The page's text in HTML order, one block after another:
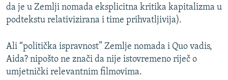
da je u Zemlji nomada eksplicitna kritika kapitalizma u
podtekstu relativizirana i time prihvatljivija).
Ali “politička ispravnost” Zemlje nomada i Quo vadis,
Aida? nipošto ne znači da nije istovremeno riječ o
umjetnički relevantnim filmovima.